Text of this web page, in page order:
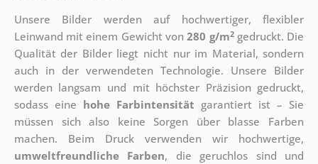
Unsere Bilder werden auf hochwertiger, flexibler
Leinwand mit einem Gewicht von280 g/m2gedruckt. Die
Qualität der Bilder liegt nicht nur im Material, sondern
auch in der verwendeten Technologie. Unsere Bilder
werden langsam und mit höchster Präzision gedruckt,
sodass eine hohe Farbintensität garantiert ist – Sie
müssen sich also keine Sorgen über blasse Farben
machen. Beim Druck verwenden wir hochwertige,
umweltfreundliche Farben, die geruchlos sind und